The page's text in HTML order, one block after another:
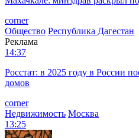
corner
Общество Республика Дагестан
Реклама
14:37
Росстат: в 2025 году в России
домов
corner
Недвижимость Москва
13:25